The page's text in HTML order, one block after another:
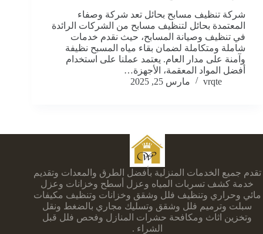
شركة تنظيف مسابح بحائل تعد شركة وصفاء
المعتمدة بحائل لتنظيف مسابح من الشركات الرائدة
في تنظيف وصيانة المسابح، حيث نقدم خدمات
شاملة ومتكاملة لضمان بقاء مياه المسبح نظيفة
وآمنة على مدار العام. يعتمد عملنا على استخدام
أفضل المواد المعقمة، الأجهزة…
vrqte
مارس 25, 2025
تقدم جميع الخدمات المنزلية بأفضل الطرق والمعدات وتقديم
خدمة كشف تسربات المياه وعزل أسطح وخزانات وعزل
مائي وحراري وتنظيف فلل وشقق وخزانات وتنظيف مكيفات
سبلت وترميم فلل وشقق وتسليك مجاري بالضغط ونقل
وتخزين اثاث ومكافحة حشرات المنازل وفحص فلل قبل
الشراء .